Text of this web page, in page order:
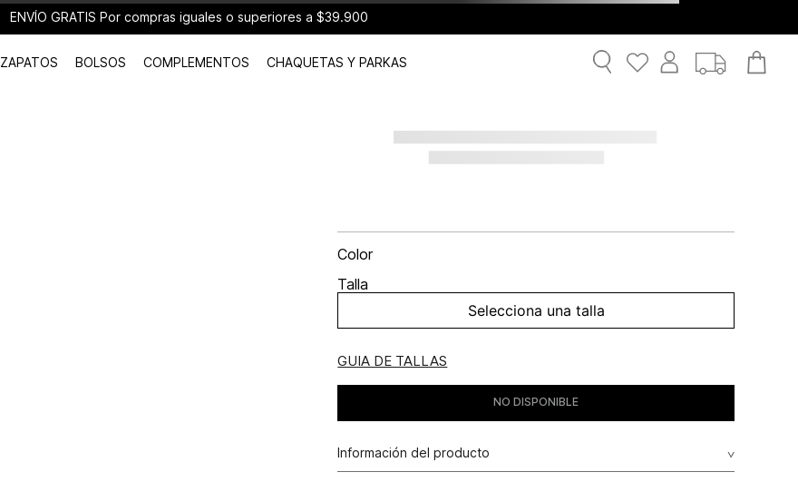
ENVÍO GRATIS Por compras iguales o superiores a $39.900
ZAPATOS BOLSOS COMPLEMENTOS CHAQUETAS Y PARKAS
Color
Talla
Selecciona una talla
GUIA DE TALLAS
NO DISPONIBLE
Información del producto